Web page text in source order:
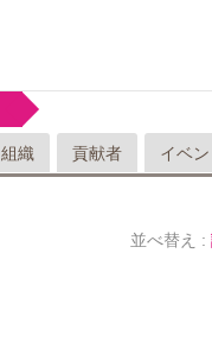
組織 貢献者 イベン
並べ替え :